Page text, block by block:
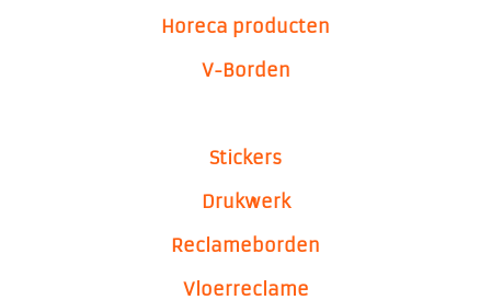
Horeca producten
V-Borden
Stickers
Drukwerk
Reclameborden
Vloerreclame